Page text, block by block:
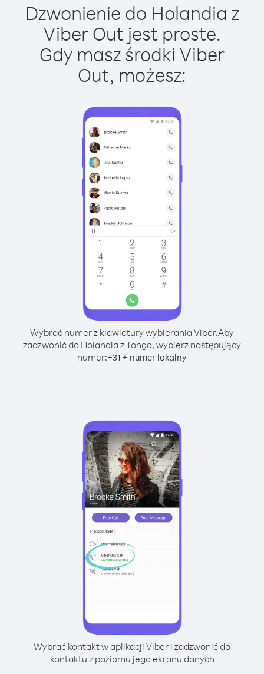
Dzwonienie do Holandia z
Viber Out jest proste.
Gdy masz środki Viber
Out, możesz:
Wybrać numer z klawiatury wybierania Viber.Aby
zadzwonić do Holandia z Tonga, wybierz następujący
numer:+31 + numer lokalny
Wybrać kontakt w aplikacji Viber i zadzwonić do
kontaktu z poziomu jego ekranu danych